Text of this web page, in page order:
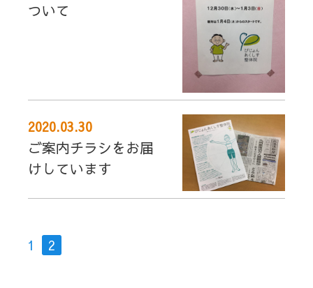
ついて
2020.03.30
ご案内チラシをお届
けしています
1 2